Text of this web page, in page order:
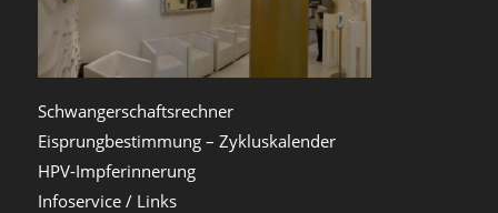
Schwangerschaftsrechner
Eisprungbestimmung – Zykluskalender
HPV-Impferinnerung
Infoservice / Links